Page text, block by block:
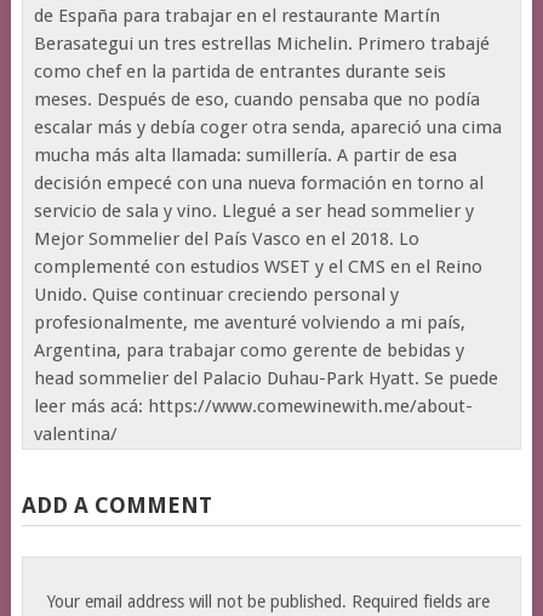
de España para trabajar en el restaurante Martín
Berasategui un tres estrellas Michelin. Primero trabajé
como chef en la partida de entrantes durante seis
meses. Después de eso, cuando pensaba que no podía
escalar más y debía coger otra senda, apareció una cima
mucha más alta llamada: sumillería. A partir de esa
decisión empecé con una nueva formación en torno al
servicio de sala y vino. Llegué a ser head sommelier y
Mejor Sommelier del País Vasco en el 2018. Lo
complementé con estudios WSET y el CMS en el Reino
Unido. Quise continuar creciendo personal y
profesionalmente, me aventuré volviendo a mi país,
Argentina, para trabajar como gerente de bebidas y
head sommelier del Palacio Duhau-Park Hyatt. Se puede
leer más acá: https://www.comewinewith.me/about-
valentina/
ADD A COMMENT
Your email address will not be published. Required fields are